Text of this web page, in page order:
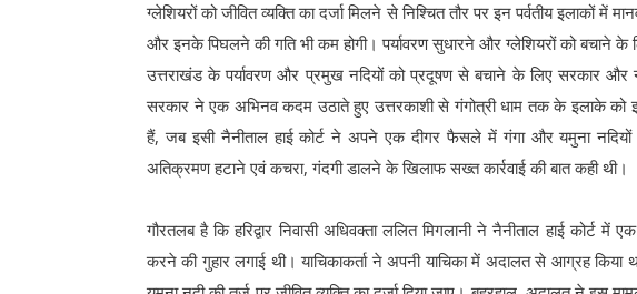
ग्लेशियरों को जीवित व्यक्ति का दर्जा मिलने से निश्चित तौर पर इन पर्वतीय इलाकों में
और इनके पिघलने की गति भी कम होगी। पर्यावरण सुधारने और ग्लेशियरों को बचाने
उत्तराखंड के पर्यावरण और प्रमुख नदियों को प्रदूषण से बचाने के लिए सरकार और
सरकार ने एक अभिनव कदम उठाते हुए उत्तरकाशी से गंगोत्री धाम तक के इलाके को
हैं, जब इसी नैनीताल हाई कोर्ट ने अपने एक दीगर फैसले में गंगा और यमुना नदियों
अतिक्रमण हटाने एवं कचरा, गंदगी डालने के खिलाफ सख्त कार्रवाई की बात कही थी।
गौरतलब है कि हरिद्वार निवासी अधिवक्ता ललित मिगलानी ने नैनीताल हाई
करने की गुहार लगाई थी। याचिकाकर्ता ने अपनी याचिका में अदालत से आग्रह किया